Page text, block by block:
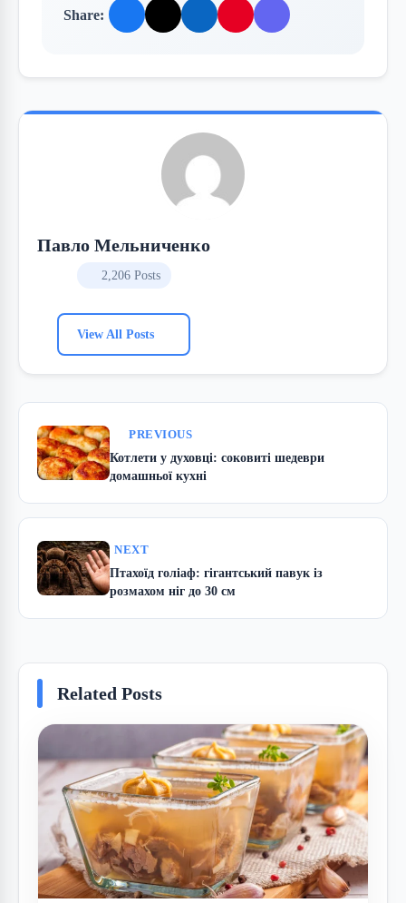
Share:
Павло Мельниченко
2,206 Posts
View All Posts
PREVIOUS
Котлети у духовці: соковиті шедеври
домашньої кухні
NEXT
Птахоїд голіаф: гігантський павук із
розмахом ніг до 30 см
Related Posts